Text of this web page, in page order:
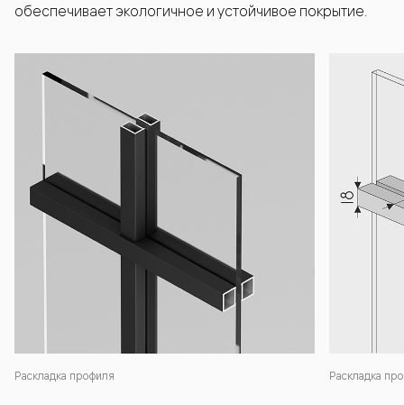
Раскладка профиля Раскладка
обеспечивает экологичное и устойчивое покрытие.